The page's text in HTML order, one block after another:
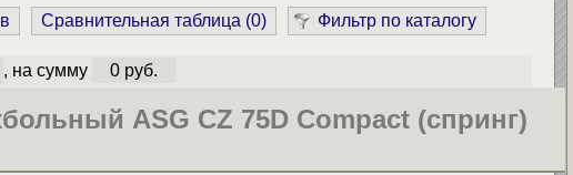
Сравнительная таблица (0) Фильтр по каталогу
, на сумму 0 руб.
ASG CZ 75D Compact (спринг)